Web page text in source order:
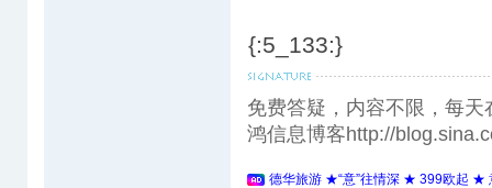
{:5_133:}
免费答疑，内容不限，每
鸿信息博客http://
德华旅游 ★“意”往情深 ★ 399欧起 ★